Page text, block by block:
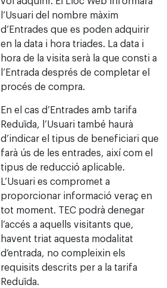
l’Usuari del nombre màxim
d’Entrades que es poden adquirir
en la data i hora triades. La data i
hora de la visita serà la que consti a
l’Entrada després de completar el
procés de compra.
En el cas d’Entrades amb tarifa
Reduïda, l’Usuari també haurà
d’indicar el tipus de beneficiari que
farà ús de les entrades, així com el
tipus de reducció aplicable.
L’Usuari es compromet a
proporcionar informació veraç en
tot moment. TEC podrà denegar
l’accés a aquells visitants que,
havent triat aquesta modalitat
d’entrada, no compleixin els
requisits descrits per a la tarifa
Reduïda.